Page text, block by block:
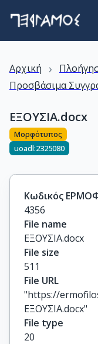
Αρχική ›
Προσβάσιμα
ΕΞΟΥΣΙΑ.docx
Μορφότυπος
uoadl:2325080
Κωδικός
4356
File name
ΕΞΟΥΣΙΑ.docx
File size
511
File URL
"https://
ΕΞΟΥΣΙΑ.docx"
File type
20